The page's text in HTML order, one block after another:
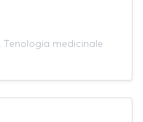
Tenologia medicinale